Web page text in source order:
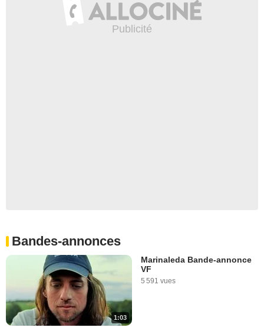
Bandes-annonces
1:03
Marinaleda Bande-annonce
VF
5 591 vues